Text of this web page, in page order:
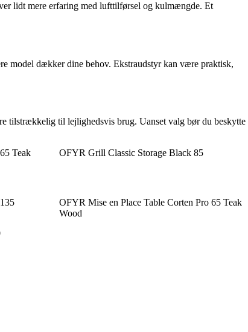
lidt mere erfaring med lufttilførsel og kulmængde. Et
model dækker dine behov. Ekstraudstyr kan være praktisk,
tilstrækkelig til lejlighedsvis brug. Uanset valg bør du beskytte
Teak
OFYR Grill Classic Storage Black 85
OFYR Mise en Place Table Corten Pro 65 Teak
Wood